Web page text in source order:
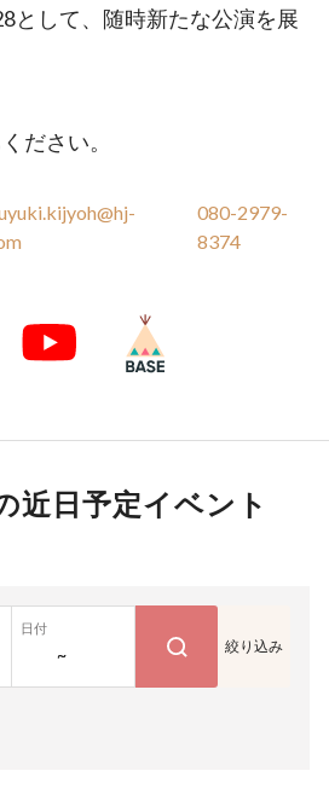
として、随時新たな公演を展
ださい。
080-2979-
8374
近日予定イベント
日付
~ 絞り込み